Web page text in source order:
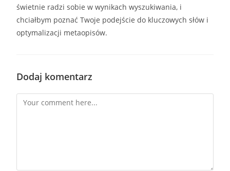
świetnie radzi sobie w wynikach wyszukiwania, i
chciałbym poznać Twoje podejście do kluczowych słów i
optymalizacji metaopisów.
Dodaj komentarz